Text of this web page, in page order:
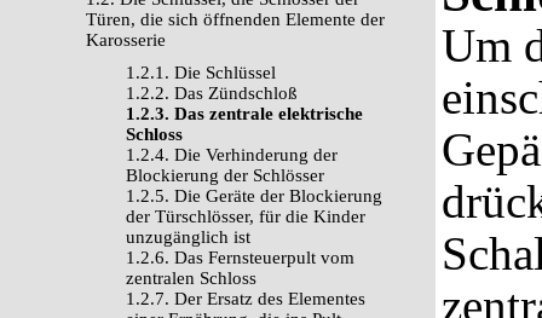
Türen, die sich öffnenden Elemente der
Karosserie
1.2.1. Die Schlüssel
1.2.2. Das Zündschloß
1.2.3. Das zentrale elektrische
Schloss
1.2.4. Die Verhinderung der
Blockierung der Schlösser
1.2.5. Die Geräte der Blockierung
der Türschlösser, für die Kinder
unzugänglich ist
1.2.6. Das Fernsteuerpult vom
zentralen Schloss
1.2.7. Der Ersatz des Elementes
Um